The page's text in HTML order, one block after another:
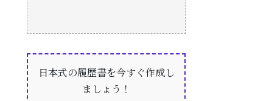
日本式の履歴書を今すぐ作成し
ましょう！